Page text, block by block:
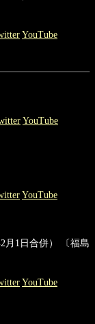
YouTube
YouTube
YouTube
月1日合併） 〔福島
YouTube